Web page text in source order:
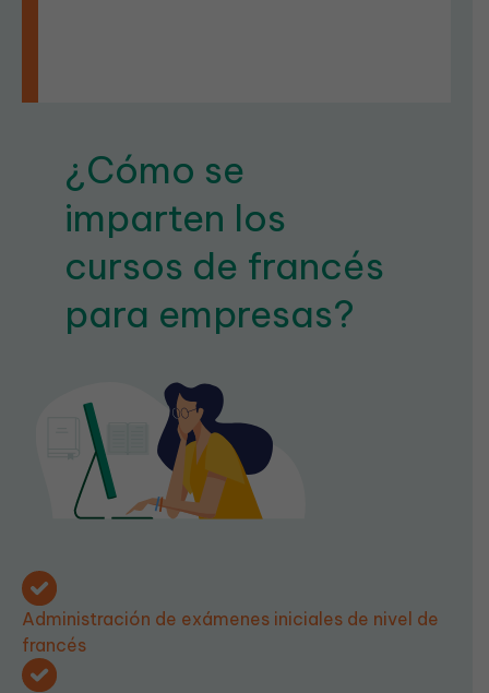
¿Cómo se
imparten los
cursos de francés
para empresas?
Administración de exámenes iniciales de nivel de
francés